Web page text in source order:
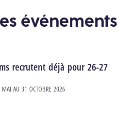
événements
recrutent déjà pour 26-27
MAI AU 31 OCTOBRE 2026